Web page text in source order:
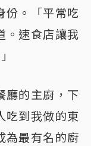
份。「平常吃
。速食店讓我
廳的主廚，下
吃到我做的東
為最有名的廚